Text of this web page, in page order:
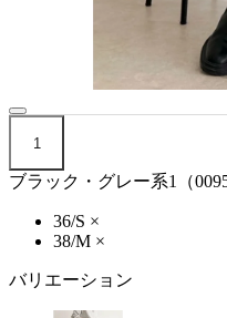
1
ブラック・グレー系1（0095
36/S ×
38/M ×
バリエーション